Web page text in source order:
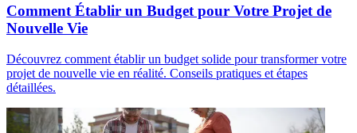
Comment Établir un Budget pour Votre Projet de
Nouvelle Vie
Découvrez comment établir un budget solide pour transformer votre
projet de nouvelle vie en réalité. Conseils pratiques et étapes
détaillées.